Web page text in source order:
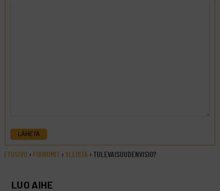
LÄHETÄ
ETUSIVU › FOORUMIT › YLEISTÄ › TULEVAISUUDENVISIO?
LUO AIHE